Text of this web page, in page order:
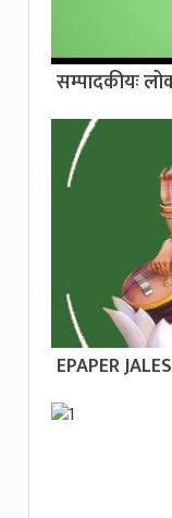
सम्पादकीयः
EPAPER